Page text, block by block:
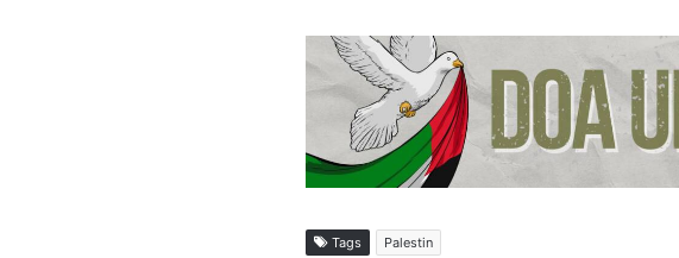
Tags Palestin